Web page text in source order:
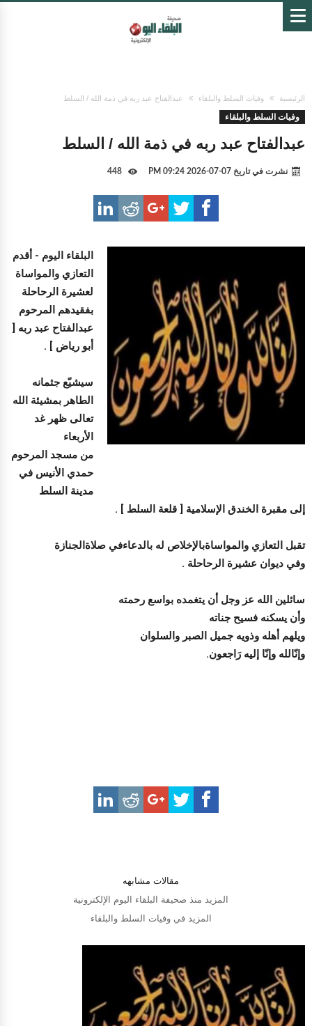
الرئيسية وفيات السلط والبلقاء عبدالفتاح عبد ربه في ذمة الله / السلط
وفيات السلط والبلقاء
عبدالفتاح عبد ربه في ذمة الله / السلط
نشرت في تاريخ 07-07-2026 09:24 PM
البلقاء اليوم - أقدم
التعازي والمواساة
لعشيرة الرحاحلة
بفقيدهم المرحوم
عبدالفتاح عبد ربه [
أبو رياض ] .
سيشيّع جثمانه
الطاهر بمشيئة الله
تعالى ظهر غد
الأربعاء
من مسجد المرحوم
حمدي الأنيس في
مدينة السلط
إلى مقبرة الخندق الإسلامية [ قلعة السلط ] .
تقبل التعازي والمواساةبالإخلاص له بالدعاءفي صلاةالجنازة
وفي ديوان عشيرة الرحاحلة .
سائلين الله عز وجل أن يتغمده بواسع رحمته
وأن يسكنه فسيح جناته
ويلهم أهله وذويه جميل الصبر والسلوان
وإنّالله وإنّا إليه رَاجعون.
مقالات مشابهه
المزيد منذ صحيفة البلقاء اليوم الإلكترونية
المزيد في وفيات السلط والبلقاء